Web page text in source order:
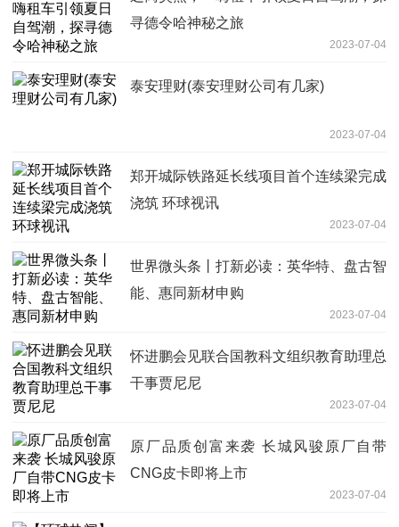
寻德令哈神秘之旅
2023-07-04
泰安理财(泰安理财公司有几家)
2023-07-04
郑开城际铁路延长线项目首个连续梁完成
浇筑 环球视讯
2023-07-04
世界微头条丨打新必读：英华特、盘古智
能、惠同新材申购
2023-07-04
怀进鹏会见联合国教科文组织教育助理总
干事贾尼尼
2023-07-04
原厂品质创富来袭 长城风骏原厂自带
CNG皮卡即将上市
2023-07-04